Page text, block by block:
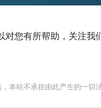
您有所帮助，关注我
本站不承担由此产生的一切